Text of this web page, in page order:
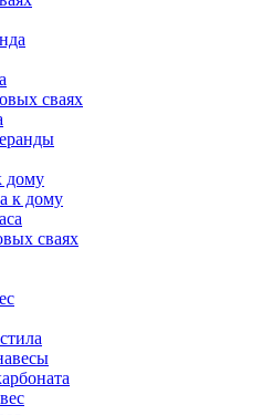
сваях
дому
к дому
сваях